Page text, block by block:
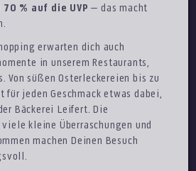
% auf die UVP – das macht
erwarten dich auch
in unserem Restaurants,
Von süßen Osterleckereien bis zu
für jeden Geschmack etwas dabei,
Bäckerei Leifert. Die
kleine Überraschungen und
machen Deinen Besuch